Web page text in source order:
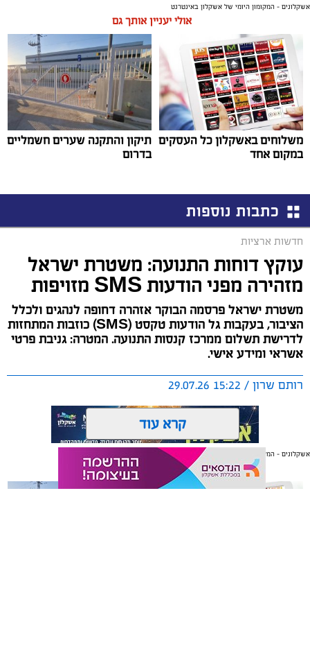
אשקלונים - המקומון היומי של אשקלון באינטרנט
אולי יעניין אותך גם
משלוחים באשקלון כל העסקים
במקום אחד
תיקון והתקנה שערים חשמליים
בדרום
כתבות נוספות
חדשות ארציות
עוקץ דוחות התנועה: משטרת ישראל
מזהירה מפני הודעות SMS מזויפות
משטרת ישראל פרסמה הבוקר אזהרה דחופה לנהגים ולכלל
הציבור, בעקבות גל הודעות טקסט (SMS) כוזבות המתחזות
לדרישת תשלום ממרכז קנסות התנועה. המטרה: גניבת פרטי
אשראי ומידע אישי.
רותם שרון / 15:22 29.07.26
תגים:משטרת ישראל
קרא עוד
אשקלונים - המקומון היומי של אשקלון באינטרנט
אולי יעניין אותך גם